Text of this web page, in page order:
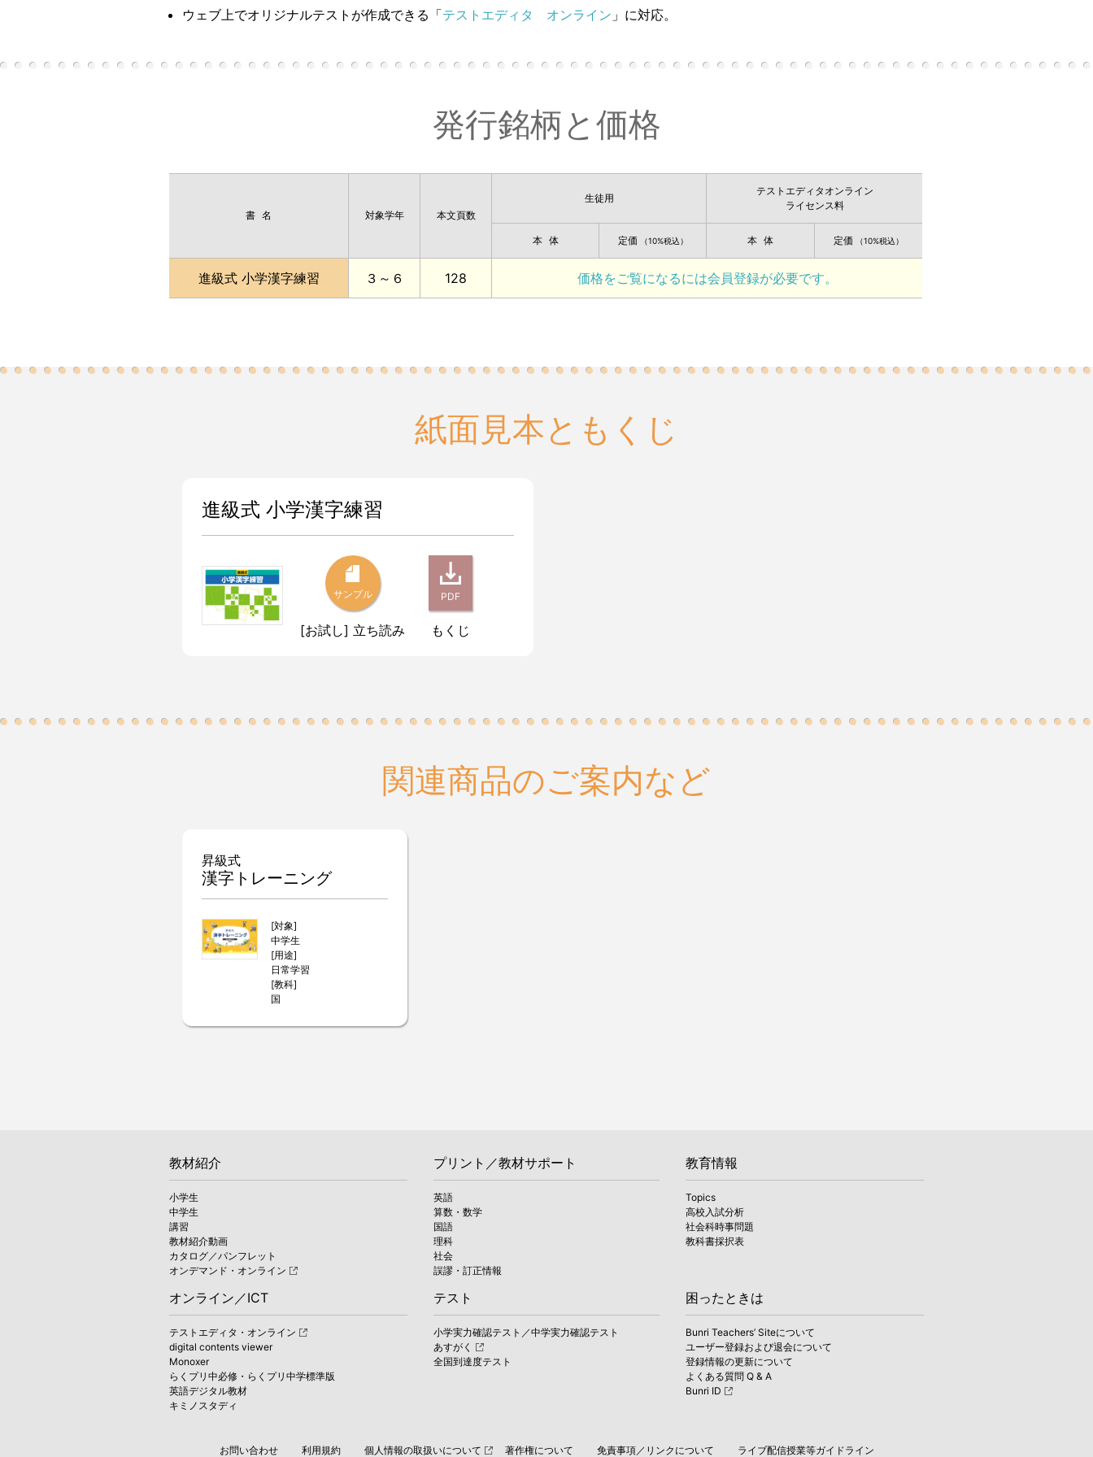
ウェブ上でオリジナルテストが作成できる「テストエディタ オンライン 」に対応。
発行銘柄と価格
書名 対象学年 本文頁数
生徒用
テストエディタオンライン
ライセンス料
本体 定価 （10%税込） 本体 定価 （10%税込）
進級式 小学漢字練習 ３～６ 128 価格をご覧になるには会員登録が必要です。
紙面見本ともくじ
進級式 小学漢字練習
サンプル
[お試し] 立ち読み
PDF
もくじ
関連商品のご案内など
昇級式
漢字トレーニング
[対象]
中学生
[用途]
日常学習
[教科]
国
教材紹介
小学生
中学生
講習
教材紹介動画
カタログ／パンフレット
オンデマンド・オンライン
プリント／教材サポート
英語
算数・数学
国語
理科
社会
誤謬・訂正情報
教育情報
Topics
高校入試分析
社会科時事問題
教科書採択表
オンライン／ICT
テストエディタ・オンライン
digital contents viewer
Monoxer
らくプリ中必修・らくプリ中学標準版
英語デジタル教材
キミノスタディ
テスト
小学実力確認テスト／中学実力確認テスト
あすがく
全国到達度テスト
困ったときは
Bunri Teachers’ Siteについて
ユーザー登録および退会について
登録情報の更新について
よくある質問 Q & A
Bunri ID
お問い合わせ 利用規約 個人情報の取扱いについて 著作権について 免責事項／リンクについて ライブ配信授業等ガイドライン